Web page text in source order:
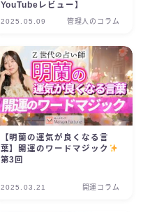
YouTubeレビュー】
2025.05.09 管理人のコラム
【明蘭の運気が良くなる言
葉】開運のワードマジック
第3回
2025.03.21 開運コラム